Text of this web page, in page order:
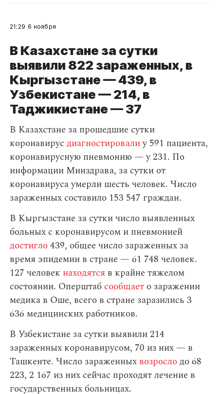
21:29 6 ноября
В Казахстане за сутки
выявили 822 зараженных, в
Кыргызстане — 439, в
Узбекистане — 214, в
Таджикистане — 37
В Казахстане за прошедшие сутки
коронавирус диагностировалиу 591 пациента,
коронавирусную пневмонию — у 231. По
информации Минздрава, за сутки от
коронавируса умерли шесть человек. Число
зараженных составило 153 547 граждан.
В Кыргызстане за сутки число выявленных
больных с коронавирусом и пневмонией
достигло439, общее число зараженных за
время эпидемии в стране — 61 748 человек.
127 человек находятся в крайне тяжелом
состоянии. Оперштаб сообщает о заражении
медика в Оше, всего в стране заразились 3
636 медицинских работников.
В Узбекистане за сутки выявили 214
зараженных коронавирусом, 70 из них — в
Ташкенте. Число зараженных возрослодо 68
223, 2 167 из них сейчас проходят лечение в
государственных больницах.